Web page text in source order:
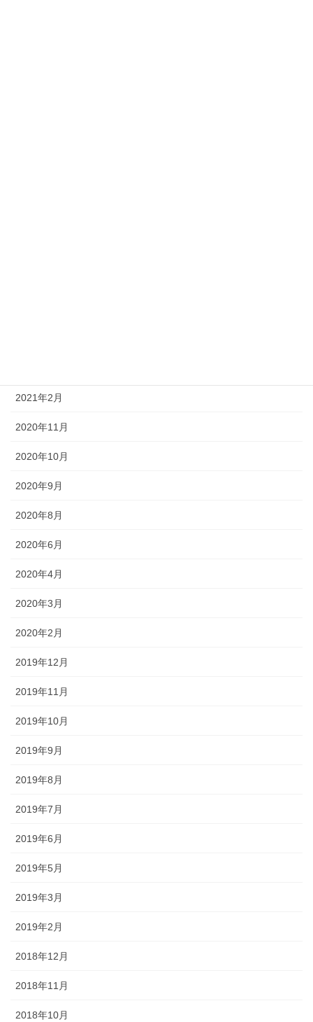
2021年2月
2020年11月
2020年10月
2020年9月
2020年8月
2020年6月
2020年4月
2020年3月
2020年2月
2019年12月
2019年11月
2019年10月
2019年9月
2019年8月
2019年7月
2019年6月
2019年5月
2019年3月
2019年2月
2018年12月
2018年11月
2018年10月